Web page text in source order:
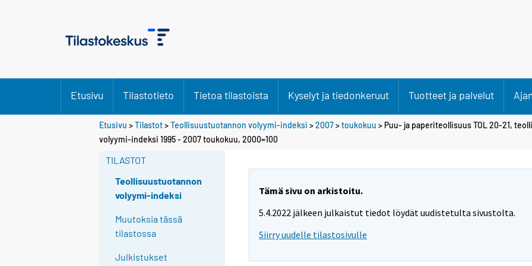
Etusivu Tilastotieto Tietoa tilastoista Kyselyt ja tiedonkeruut Tuotteet ja palvelut
Etusivu >Tilastot>Teollisuustuotannon volyymi-indeksi >2007>toukokuu > Puu- ja paperiteollisuus TOL 20-21,
volyymi-indeksi 1995 - 2007 toukokuu, 2000=100
TILASTOT
Teollisuustuotannon
volyymi-indeksi
Muutoksia tässä
tilastossa
Julkistukset
Tämä sivu on arkistoitu.
5.4.2022 jälkeen julkaistut tiedot löydät uudistetulta sivustolta.
Siirry uudelle tilastosivulle